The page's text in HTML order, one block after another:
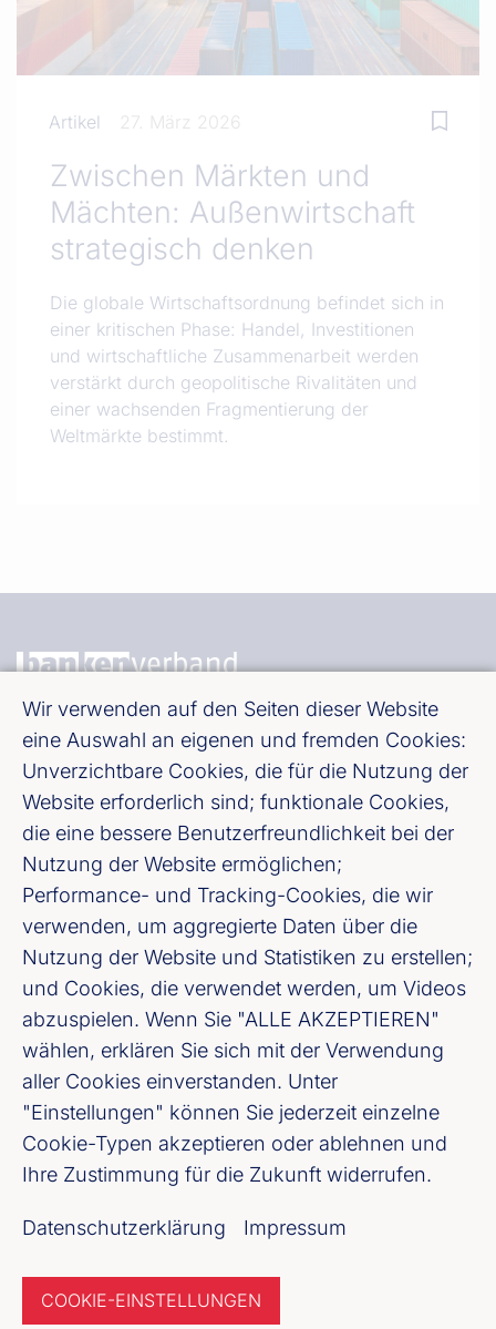
Artikel 27. März 2026
Zwischen Märkten und
Mächten: Außenwirtschaft
strategisch denken
Die globale Wirtschaftsordnung befindet sich in
einer kritischen Phase: Handel, Investitionen
und wirtschaftliche Zusammenarbeit werden
verstärkt durch geopolitische Rivalitäten und
einer wachsenden Fragmentierung der
Weltmärkte bestimmt.
Wir verwenden auf den Seiten dieser Website
eine Auswahl an eigenen und fremden Cookies:
Unverzichtbare Cookies, die für die Nutzung der
Website erforderlich sind; funktionale Cookies,
die eine bessere Benutzerfreundlichkeit bei der
Nutzung der Website ermöglichen;
Performance- und Tracking-Cookies, die wir
verwenden, um aggregierte Daten über die
Nutzung der Website und Statistiken zu erstellen;
und Cookies, die verwendet werden, um Videos
abzuspielen. Wenn Sie "ALLE AKZEPTIEREN"
wählen, erklären Sie sich mit der Verwendung
aller Cookies einverstanden. Unter
"Einstellungen" können Sie jederzeit einzelne
Cookie-Typen akzeptieren oder ablehnen und
Ihre Zustimmung für die Zukunft widerrufen.
Datenschutzerklärung Impressum
COOKIE-EINSTELLUNGEN
Bundesverband deutscher Banken e. V.
Burgstraße 28, 10178 Berlin
Fußzeile (Bankenverband)
Impressum
LinkedIn
Youtube
Cookie-Einstellungen
Datenschutz
Unser Newsletter Angebot